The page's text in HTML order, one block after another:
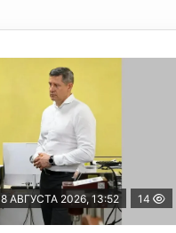
8 АВГУСТА 2026, 13:52 14